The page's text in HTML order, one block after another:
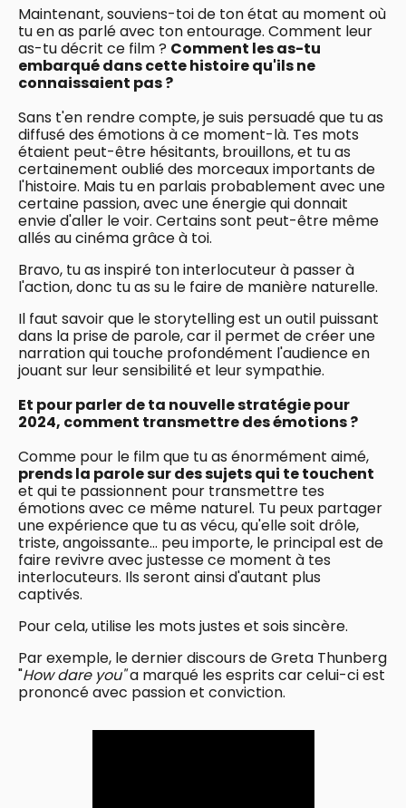
Maintenant, souviens-toi de ton état au moment où
tu en as parlé avec ton entourage. Comment leur
as-tu décrit ce film ? Comment les as-tu
embarqué dans cette histoire qu'ils ne
connaissaient pas ?
Sans t'en rendre compte, je suis persuadé que tu as
diffusé des émotions à ce moment-là. Tes mots
étaient peut-être hésitants, brouillons, et tu as
certainement oublié des morceaux importants de
l'histoire. Mais tu en parlais probablement avec une
certaine passion, avec une énergie qui donnait
envie d'aller le voir. Certains sont peut-être même
allés au cinéma grâce à toi.
Bravo, tu as inspiré ton interlocuteur à passer à
l'action, donc tu as su le faire de manière naturelle.
Il faut savoir que le storytelling est un outil puissant
dans la prise de parole, car il permet de créer une
narration qui touche profondément l'audience en
jouant sur leur sensibilité et leur sympathie.
Et pour parler de ta nouvelle stratégie pour
2024, comment transmettre des émotions ?
Comme pour le film que tu as énormément aimé,
prends la parole sur des sujets qui te touchent
et qui te passionnent pour transmettre tes
émotions avec ce même naturel. Tu peux partager
une expérience que tu as vécu, qu'elle soit drôle,
triste, angoissante… peu importe, le principal est de
faire revivre avec justesse ce moment à tes
interlocuteurs. Ils seront ainsi d'autant plus
captivés.
Pour cela, utilise les mots justes et sois sincère.
Par exemple, le dernier discours de Greta Thunberg
"How dare you"a marqué les esprits car celui-ci est
prononcé avec passion et conviction.